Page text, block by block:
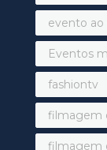
evento ao
Eventos
fashiontv
filmagem
filmagem